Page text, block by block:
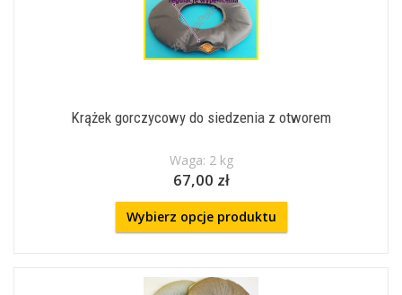
Krążek gorczycowy do siedzenia z otworem
Waga: 2 kg
67,00 zł
Wybierz opcje produktu